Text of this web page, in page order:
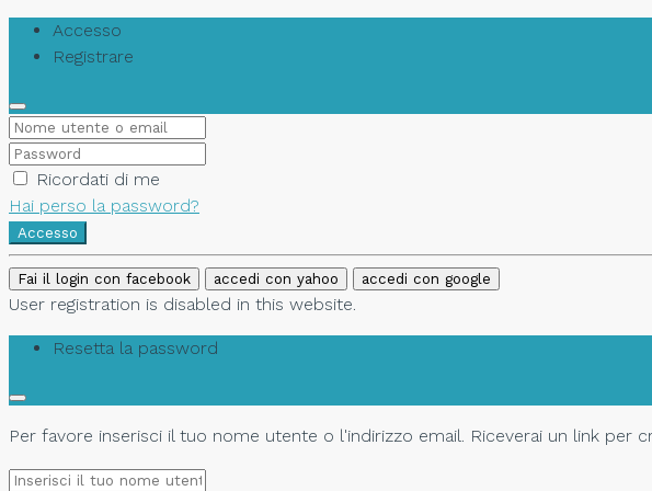
Accesso
Registrare
Ricordati di me
Hai perso la password?
Accesso
Fai il login con facebook accedi con yahoo accedi con google
User registration is disabled in this website.
Resetta la password
Per favore inserisci il tuo nome utente o l'indirizzo email. Riceverai un link per